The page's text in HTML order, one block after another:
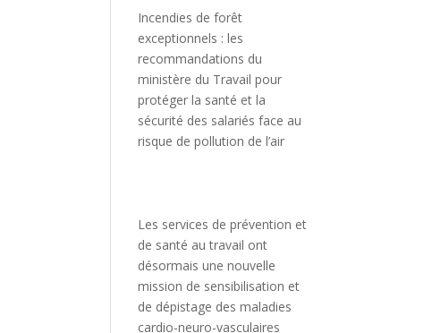
Incendies de forêt
exceptionnels : les
recommandations du
ministère du Travail pour
protéger la santé et la
sécurité des salariés face au
risque de pollution de l’air
Les services de prévention et
de santé au travail ont
désormais une nouvelle
mission de sensibilisation et
de dépistage des maladies
cardio-neuro-vasculaires